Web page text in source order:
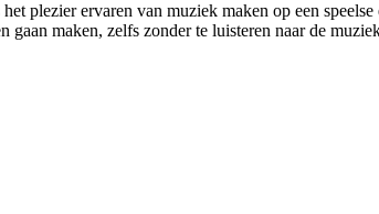
plezier ervaren van muziek maken op een
gaan maken, zelfs zonder te luisteren naar de